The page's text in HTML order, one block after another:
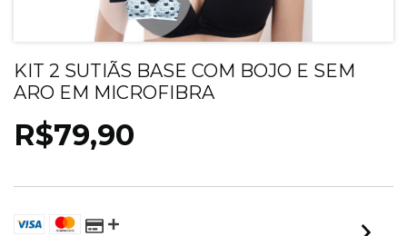
KIT 2 SUTIÃS BASE COM BOJO E SEM
ARO EM MICROFIBRA
R$79,90